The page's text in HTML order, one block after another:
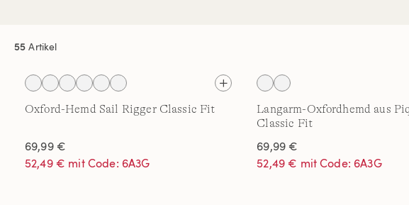
55 Artikel
Oxford-Hemd Sail Rigger Classic Fit
69,99 €
52,49 € mit Code: 6A3G
Langarm-Oxfordhemd aus
Classic Fit
69,99 €
52,49 € mit Code: 6A3G